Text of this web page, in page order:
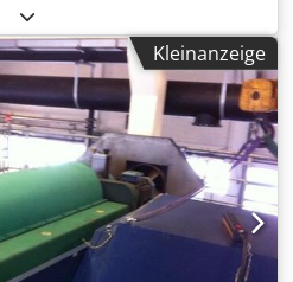
Kleinanzeige